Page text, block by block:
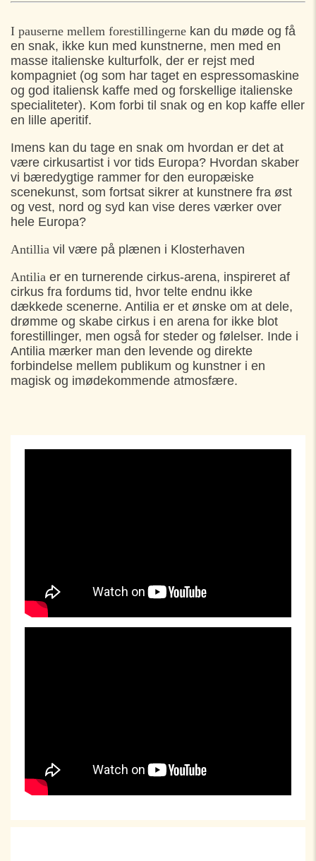
I pauserne mellem forestillingerne kan du møde og få
en snak, ikke kun med kunstnerne, men med en
masse italienske kulturfolk, der er rejst med
kompagniet (og som har taget en espressomaskine
og god italiensk kaffe med og forskellige italienske
specialiteter). Kom forbi til snak og en kop kaffe eller
en lille aperitif.
Imens kan du tage en snak om hvordan er det at
være cirkusartist i vor tids Europa? Hvordan skaber
vi bæredygtige rammer for den europæiske
scenekunst, som fortsat sikrer at kunstnere fra øst
og vest, nord og syd kan vise deres værker over
hele Europa?
Antillia vil være på plænen i Klosterhaven
Antilia er en turnerende cirkus-arena, inspireret af
cirkus fra fordums tid, hvor telte endnu ikke
dækkede scenerne. Antilia er et ønske om at dele,
drømme og skabe cirkus i en arena for ikke blot
forestillinger, men også for steder og følelser. Inde i
Antilia mærker man den levende og direkte
forbindelse mellem publikum og kunstner i en
magisk og imødekommende atmosfære.